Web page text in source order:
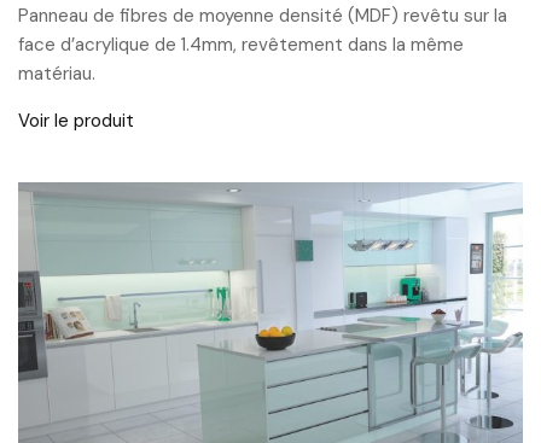
Panneau de fibres de moyenne densité (MDF) revêtu sur la
face d’acrylique de 1.4mm, revêtement dans la même
matériau.
Voir le produit